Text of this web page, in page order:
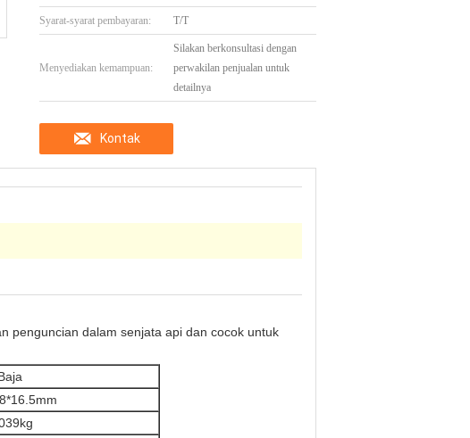
Syarat-syarat pembayaran: T/T
Menyediakan kemampuan:
Silakan berkonsultasi dengan
perwakilan penjualan untuk
detailnya
Kontak
penguncian dalam senjata api dan cocok untuk